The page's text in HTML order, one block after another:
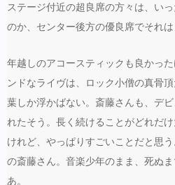
ステージ付近の超良席の方々は、い
のか、センター後方の優良席でそれは
年越しのアコースティックも良かっ
ンドなライヴは、ロック小僧の真骨
葉しか浮かばない。斎藤さんも、デ
れたそう。長く続けることがどれだ
けれど、やっぱりすごいことだと思
の斎藤さん。音楽少年のまま、死ぬ
あ。